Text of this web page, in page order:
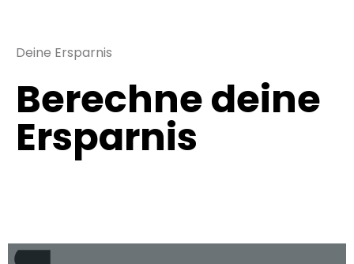
Deine Ersparnis
Berechne deine
Ersparnis